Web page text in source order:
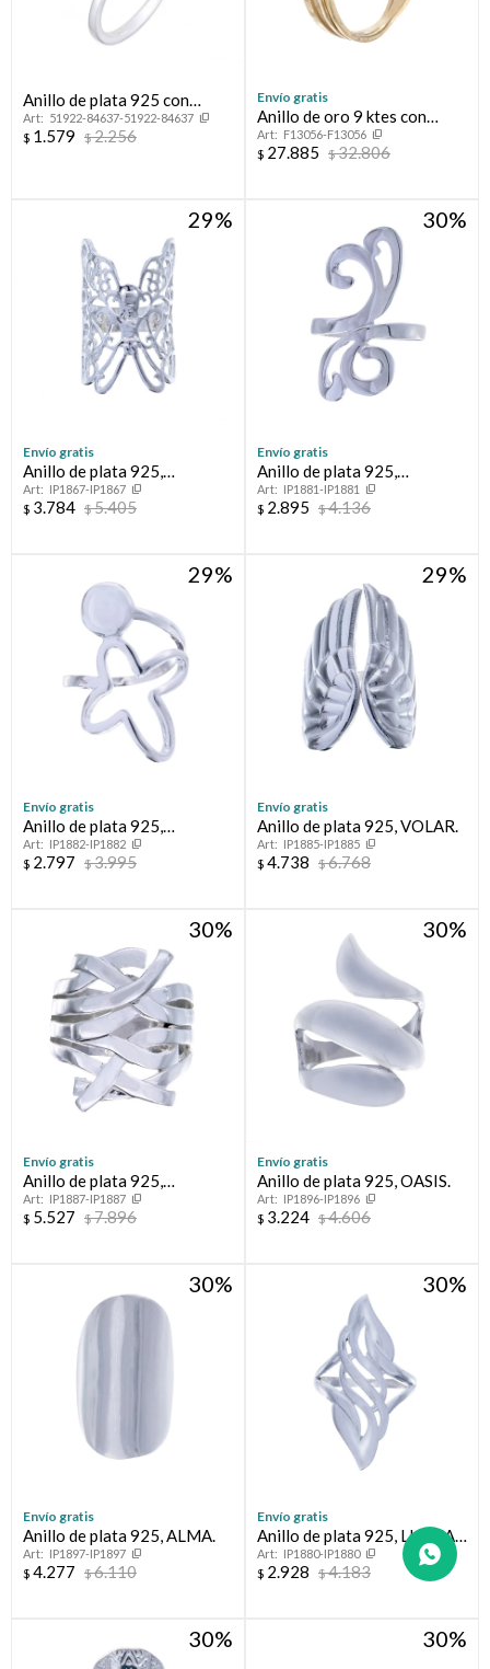
Anillo de plata 925 con
circonias, CORONITA.
51922-84637-51922-84637
$ 1.579 $2.256
Envío gratis
Anillo de oro 9 ktes con
circonias.
F13056-F13056
$ 27.885 $32.806
29
Envío gratis
Anillo de plata 925,
MARIPOSA.
IP1867-IP1867
$ 3.784 $5.405
30
Envío gratis
Anillo de plata 925,
CLEOPATRA.
IP1881-IP1881
$ 2.895 $4.136
29
Envío gratis
Anillo de plata 925,
ESPERANZA.
IP1882-IP1882
$ 2.797 $3.995
29
Envío gratis
Anillo de plata 925, VOLAR.
IP1885-IP1885
$ 4.738 $6.768
30
Envío gratis
Anillo de plata 925,
CAMINOS.
IP1887-IP1887
$ 5.527 $7.896
30
Envío gratis
Anillo de plata 925, OASIS.
IP1896-IP1896
$ 3.224 $4.606
30
Envío gratis
Anillo de plata 925, ALMA.
IP1897-IP1897
$ 4.277 $6.110
30
Envío gratis
Anillo de plata 925, LLAMA
DE FUEGO:
IP1880-IP1880
$ 2.928 $4.183
30 30